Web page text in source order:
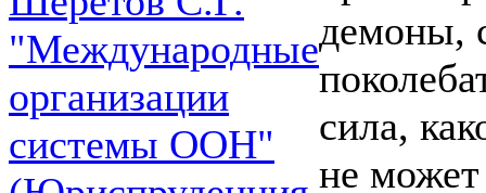
"Международные
организации
системы ООН"
демоны,
сила,
не может